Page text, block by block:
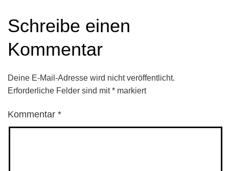
Schreibe einen
Kommentar
Deine E-Mail-Adresse wird nicht veröffentlicht.
Erforderliche Felder sind mit* markiert
Kommentar *